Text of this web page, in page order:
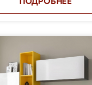
ПОДРОБНЕЕ